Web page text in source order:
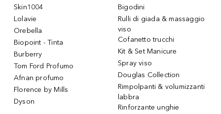
Skin1004
Lolavie
Orebella
Biopoint - Tinta
Burberry
Tom Ford Profumo
Afnan profumo
Florence by Mills
Dyson
Bigodini
Rulli di giada & massaggio
viso
Cofanetto trucchi
Kit & Set Manicure
Spray viso
Douglas Collection
Rimpolpanti & volumizzanti
labbra
Rinforzante unghie